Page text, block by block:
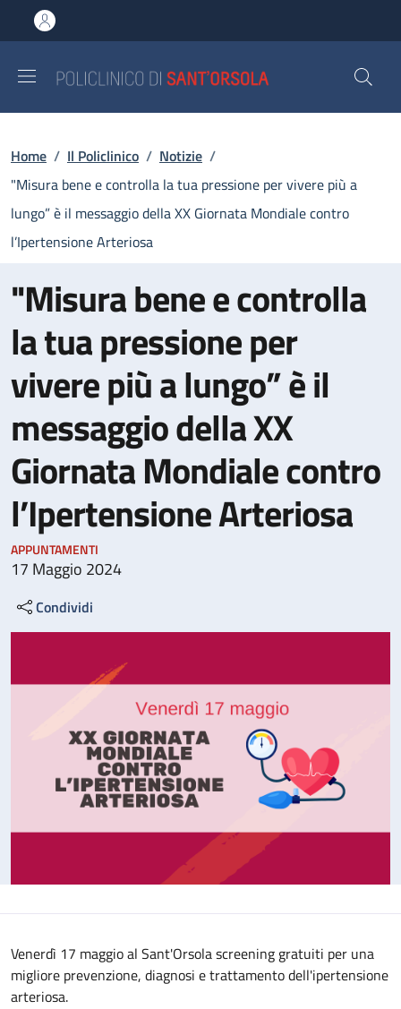
al contenuto principale
to footer content
Briciole di pane
Home / Il Policlinico / Notizie /
"Misura bene e controlla la tua pressione per vivere più a
lungo” è il messaggio della XX Giornata Mondiale contro
l’Ipertensione Arteriosa
"Misura bene e controlla
la tua pressione per
vivere più a lungo” è il
messaggio della XX
Giornata Mondiale contro
l’Ipertensione Arteriosa
APPUNTAMENTI
17 Maggio 2024
Condividi
Venerdì 17 maggio al Sant'Orsola screening gratuiti per una
migliore prevenzione, diagnosi e trattamento dell'ipertensione
arteriosa.